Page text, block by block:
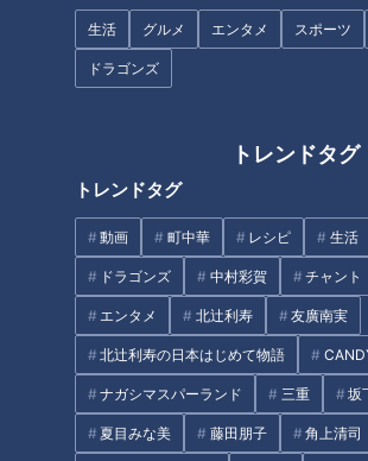
生活 グルメ エンタメ スポーツ
ドラゴンズ
トレンドタグ
トレンドタグ
動画 町中華 レシピ 生活
ドラゴンズ 中村彩賀 チャント
エンタメ 北辻利寿 友廣南実
北辻利寿の日本はじめて物語
ナガシマスパーランド 三重 坂
夏目みな美 藤田朋子 角上清司
ズ】
タグ
生活 チャント！
番組紹介
チャント！
くらしニュース